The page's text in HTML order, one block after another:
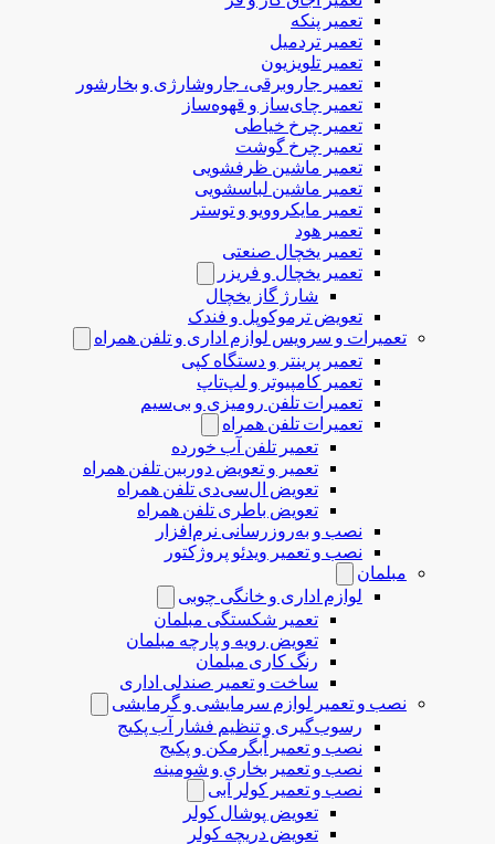
تعمیر پنکه
تعمیر تردمیل
تعمیر تلویزیون
تعمیر جاروبرقی، جاروشارژی و بخارشور
تعمیر چای‌ساز و قهوه‌ساز
تعمیر چرخ خیاطی
تعمیر چرخ گوشت
تعمیر ماشین ظرفشویی
تعمیر ماشین لباسشویی
تعمیر مایکروویو و توستر
تعمیر هود
تعمیر یخچال صنعتی
تعمیر یخچال و فریزر
شارژ گاز یخچال
تعویض ترموکوپل و فندک
تعمیرات و سرویس لوازم اداری و تلفن همراه
تعمیر پرینتر و دستگاه کپی
تعمیر کامپیوتر و لپ‌تاپ
تعمیرات تلفن رومیزی و بی‌سیم
تعمیرات تلفن همراه
تعمیر تلفن آب خورده
تعمیر و تعویض دوربین تلفن همراه
تعویض ال‌سی‌دی تلفن همراه
تعویض باطری تلفن همراه
نصب و به‌روزرسانی نرم‌افزار
نصب و تعمیر ویدئو پروژکتور
مبلمان
لوازم اداری و خانگی چوبی
تعمیر شکستگی مبلمان
تعویض رویه و پارچه مبلمان
رنگ کاری مبلمان
ساخت و تعمیر صندلی اداری
نصب و تعمیر لوازم سرمایشی و گرمایشی
رسوب‌گیری و تنظیم فشار آب پکیج
نصب و تعمیر آبگرمکن و پکیج
نصب و تعمیر بخاری و شومینه
نصب و تعمیر کولر آبی
تعویض پوشال کولر
تعویض دریچه کولر